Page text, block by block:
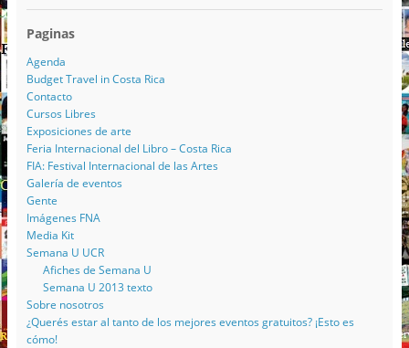
Paginas
Agenda
Budget Travel in Costa Rica
Contacto
Cursos Libres
Exposiciones de arte
Feria Internacional del Libro – Costa Rica
FIA: Festival Internacional de las Artes
Galería de eventos
Gente
Imágenes FNA
Media Kit
Semana U UCR
Afiches de Semana U
Semana U 2013 texto
Sobre nosotros
¿Querés estar al tanto de los mejores eventos gratuitos? ¡Esto es
cómo!